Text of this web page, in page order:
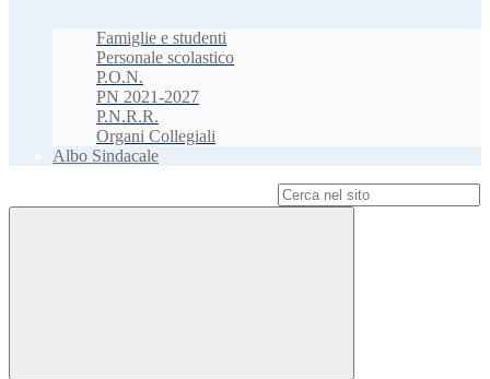
Famiglie e studenti
Personale scolastico
P.O.N.
PN 2021-2027
P.N.R.R.
Organi Collegiali
Albo Sindacale